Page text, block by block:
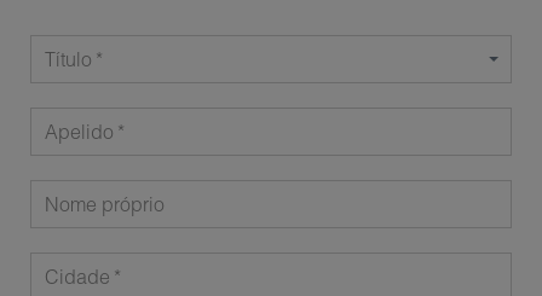
Título
Apelido
Nome próprio
Cidade